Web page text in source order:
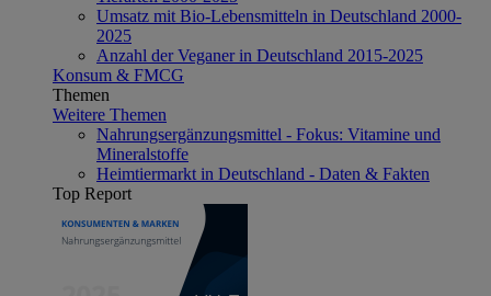
Umsatz mit Bio-Lebensmitteln in Deutschland 2000-
2025
Anzahl der Veganer in Deutschland 2015-2025
Konsum & FMCG
Themen
Weitere Themen
Nahrungsergänzungsmittel - Fokus: Vitamine und
Mineralstoffe
Heimtiermarkt in Deutschland - Daten & Fakten
Top Report